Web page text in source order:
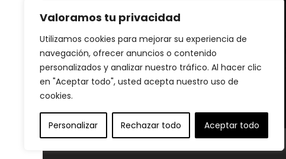
Valoramos tu privacidad
Utilizamos cookies para mejorar su experiencia de
navegación, ofrecer anuncios o contenido
personalizados y analizar nuestro tráfico. Al hacer clic
en "Aceptar todo", usted acepta nuestro uso de
cookies.
Personalizar Rechazar todo Aceptar todo
En nuestra plataforma, creemos que la salud y el
bienestar son la base de una vida plena. Por eso, nos
dedicamos a ofrecer productos de salud y fitness de
alta calidad que te ayuden a alcanzar tus metas
personales, ya sea mejorar tu rendimiento, cuidar tu
cuerpo o llevar un estilo de vida más activo.